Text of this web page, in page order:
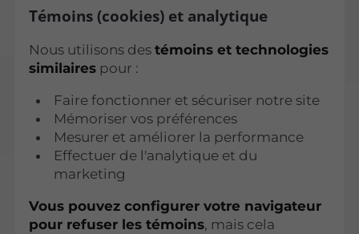
Témoins (cookies) et analytique
Nous utilisons destémoins et technologies
similaires pour :
Faire fonctionner et sécuriser notre site
Mémoriser vos préférences
Mesurer et améliorer la performance
Effectuer de l'analytique et du
marketing
Vous pouvez configurer votre navigateur
pour refuser les témoins, mais cela